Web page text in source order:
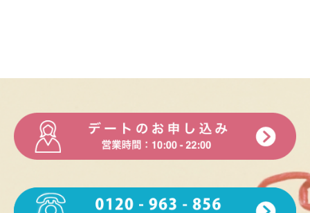
Q.過去または現在の習い事、資格の有無など教えてください
A.書道、陸上、数検準一級
A. 短距離走